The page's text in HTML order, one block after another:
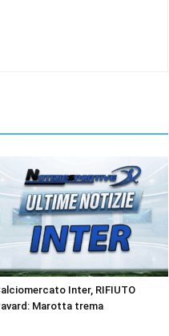
Inter, RIFIUTO
Marotta trema